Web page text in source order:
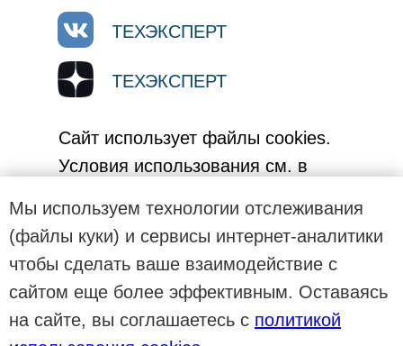
Мы используем технологии отслеживания
(файлы куки) и сервисы интернет-аналитики
чтобы сделать ваше взаимодействие с
сайтом еще более эффективным. Оставаясь
на сайте, вы соглашаетесь с политикой
ТЕХЭКСПЕРТ
ТЕХЭКСПЕРТ
Сайт использует файлы cookies.
Условия использования см. в